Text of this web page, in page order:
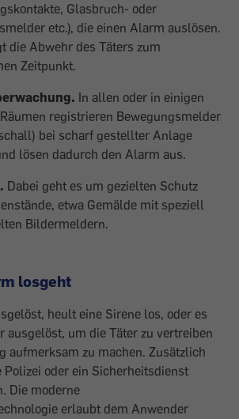
Glasbruch- oder
etc.), die einen Alarm auslösen.
die Abwehr des Täters zum
Zeitpunkt.
In allen oder in einigen
registrieren Bewegungsmelder
bei scharf gestellter Anlage
lösen dadurch den Alarm aus.
Dabei geht es um gezielten Schutz
etwa Gemälde mit speziell
Bildermeldern.
losgeht
heult eine Sirene los, oder es
ausgelöst, um die Täter zu vertreiben
aufmerksam zu machen. Zusätzlich
Polizei oder ein Sicherheitsdienst
Die moderne
erlaubt dem Anwender